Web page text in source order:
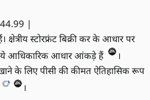
|
स्टोरफ्रंट बिक्री कर के आधार पर
ये आधिकारिक आधार आंकड़े हैं
।
के लिए पीसी की कीमत ऐतिहासिक रूप
।